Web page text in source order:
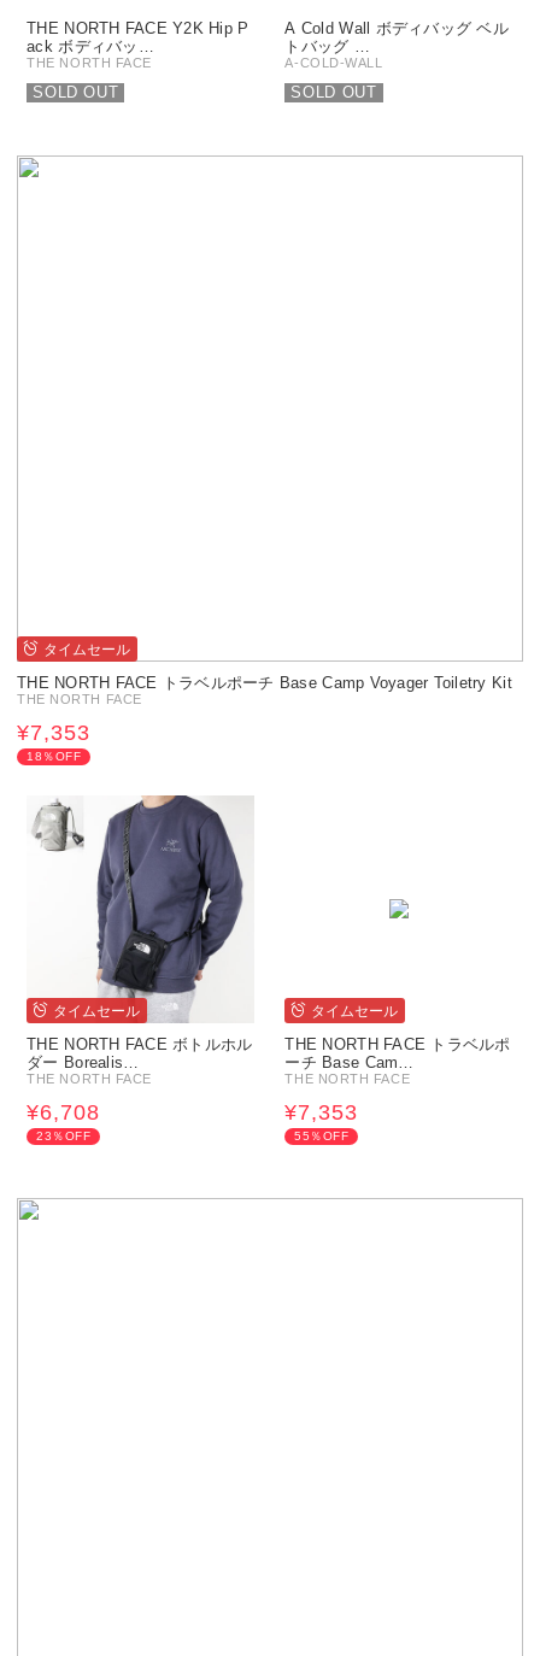
THE NORTH FACE Y2K Hip P
ack ボディバッ…
THE NORTH FACE
SOLD OUT
A Cold Wall ボディバッグ ベル
トバッグ …
A-COLD-WALL
SOLD OUT
タイムセール
THE NORTH FACE トラベルポーチ Base Camp Voyager Toiletry Kit
THE NORTH FACE
¥7,353
18％OFF
タイムセール
THE NORTH FACE ボトルホル
ダー Borealis…
THE NORTH FACE
¥6,708
23％OFF
タイムセール
THE NORTH FACE トラベルポ
ーチ Base Cam…
THE NORTH FACE
¥7,353
55％OFF